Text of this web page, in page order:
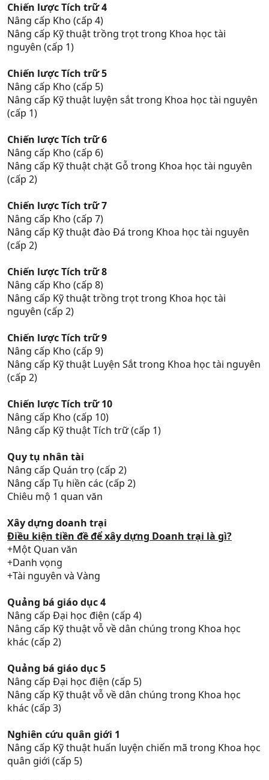
Chiến lược Tích trữ 4
Nâng cấp Kho (cấp 4)
Nâng cấp Kỹ thuật trồng trọt trong Khoa học tài
nguyên (cấp 1)
Chiến lược Tích trữ 5
Nâng cấp Kho (cấp 5)
Nâng cấp Kỹ thuật luyện sắt trong Khoa học tài nguyên
(cấp 1)
Chiến lược Tích trữ 6
Nâng cấp Kho (cấp 6)
Nâng cấp Kỹ thuật chặt Gỗ trong Khoa học tài nguyên
(cấp 2)
Chiến lược Tích trữ 7
Nâng cấp Kho (cấp 7)
Nâng cấp Kỹ thuật đào Đá trong Khoa học tài nguyên
(cấp 2)
Chiến lược Tích trữ 8
Nâng cấp Kho (cấp 8)
Nâng cấp Kỹ thuật trồng trọt trong Khoa học tài
nguyên (cấp 2)
Chiến lược Tích trữ 9
Nâng cấp Kho (cấp 9)
Nâng cấp Kỹ thuật Luyện Sắt trong Khoa học tài nguyên
(cấp 2)
Chiến lược Tích trữ 10
Nâng cấp Kho (cấp 10)
Nâng cấp Kỹ thuật Tích trữ (cấp 1)
Quy tụ nhân tài
Nâng cấp Quán trọ (cấp 2)
Nâng cấp Tụ hiền các (cấp 2)
Chiêu mộ 1 quan văn
Xây dựng doanh trại
Điều kiện tiền đề để xây dựng Doanh trại là gì?
+Một Quan văn
+Danh vọng
+Tài nguyên và Vàng
Quảng bá giáo dục 4
Nâng cấp Đại học điện (cấp 4)
Nâng cấp Kỹ thuật vỗ về dân chúng trong Khoa học
khác (cấp 2)
Quảng bá giáo dục 5
Nâng cấp Đại học điện (cấp 5)
Nâng cấp Kỹ thuật vỗ về dân chúng trong Khoa học
khác (cấp 3)
Nghiên cứu quân giới 1
Nâng cấp Kỹ thuật huấn luyện chiến mã trong Khoa học
quân giới (cấp 5)